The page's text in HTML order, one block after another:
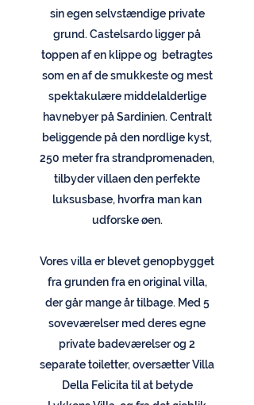
sin egen selvstændige private
grund. Castelsardo ligger på
toppen af en klippe og betragtes
som en af de smukkeste og mest
spektakulære middelalderlige
havnebyer på Sardinien. Centralt
beliggende på den nordlige kyst,
250 meter fra strandpromenaden,
tilbyder villaen den perfekte
luksusbase, hvorfra man kan
udforske øen.
Vores villa er blevet genopbygget
fra grunden fra en original villa,
der går mange år tilbage. Med 5
soveværelser med deres egne
private badeværelser og 2
separate toiletter, oversætter Villa
Della Felicita til at betyde